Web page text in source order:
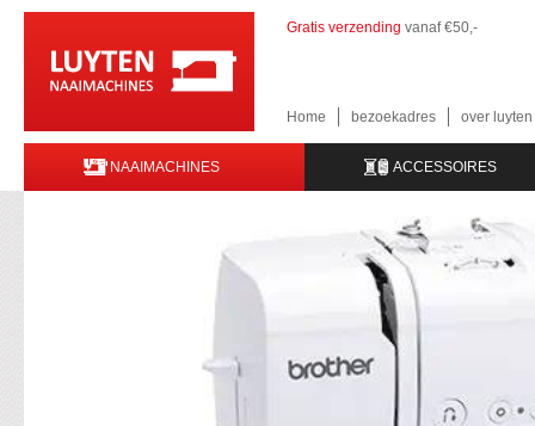
Gratis verzending vanaf €50,-
Home bezoekadres over
NAAIMACHINES ACCESSOIRES